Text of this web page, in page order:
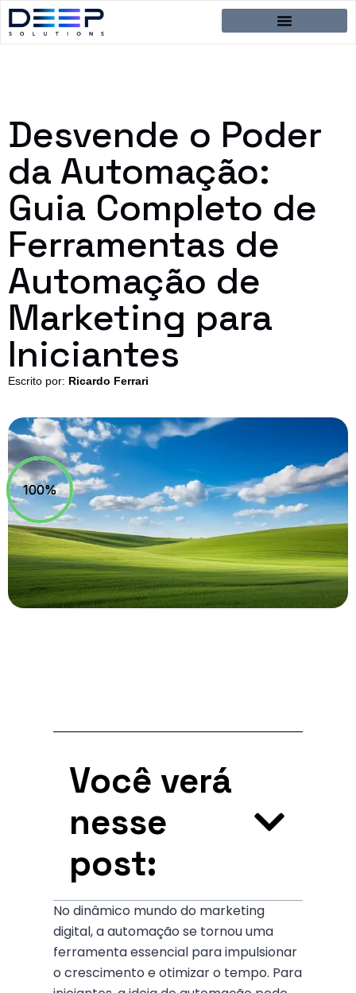
Desvende o Poder
da Automação:
Guia Completo de
Ferramentas de
Automação de
Marketing para
Iniciantes
Escrito por: Ricardo Ferrari
100%
100%
Você verá
nesse
post:
No dinâmico mundo do marketing
digital, a automação se tornou uma
ferramenta essencial para impulsionar
o crescimento e otimizar o tempo. Para